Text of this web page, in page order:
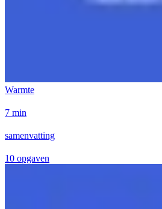
Warmte
7 min
samenvatting
10 opgaven